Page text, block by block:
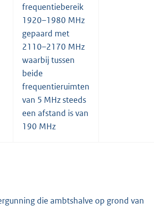
frequentiebereik
1920–1980 MHz
gepaard met
2110–2170 MHz
waarbij tussen
beide
frequentieruimten
van 5 MHz steeds
een afstand is van
190 MHz
die ambtshalve op grond van